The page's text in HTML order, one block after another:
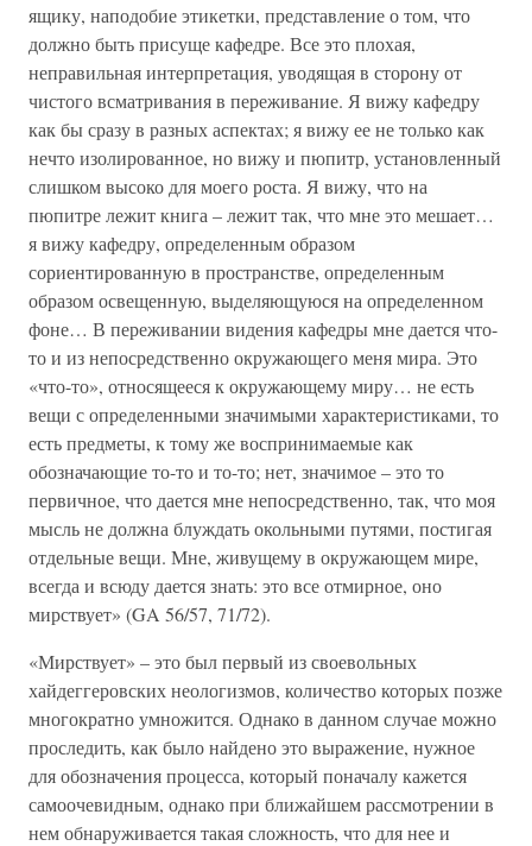
ящику, наподобие этикетки, представление о том, что
должно быть присуще кафедре. Все это плохая,
неправильная интерпретация, уводящая в сторону от
чистого всматривания в переживание. Я вижу кафедру
как бы сразу в разных аспектах; я вижу ее не только как
нечто изолированное, но вижу и пюпитр, установленный
слишком высоко для моего роста. Я вижу, что на
пюпитре лежит книга – лежит так, что мне это мешает…
я вижу кафедру, определенным образом
сориентированную в пространстве, определенным
образом освещенную, выделяющуюся на определенном
фоне… В переживании видения кафедры мне дается что-
то и из непосредственно окружающего меня мира. Это
«что-то», относящееся к окружающему миру… не есть
вещи с определенными значимыми характеристиками, то
есть предметы, к тому же воспринимаемые как
обозначающие то-то и то-то; нет, значимое – это то
первичное, что дается мне непосредственно, так, что моя
мысль не должна блуждать окольными путями, постигая
отдельные вещи. Мне, живущему в окружающем мире,
всегда и всюду дается знать: это все отмирное, оно
мирствует» (GA 56/57, 71/72).
«Мирствует» – это был первый из своевольных
хайдеггеровских неологизмов, количество которых позже
многократно умножится. Однако в данном случае можно
проследить, как было найдено это выражение, нужное
для обозначения процесса, который поначалу кажется
самоочевидным, однако при ближайшем рассмотрении в
нем обнаруживается такая сложность, что для нее и